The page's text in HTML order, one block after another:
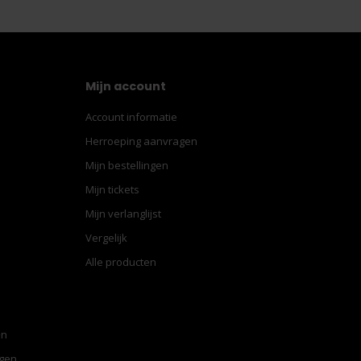
Mijn account
Account informatie
Herroeping aanvragen
Mijn bestellingen
Mijn tickets
Mijn verlanglijst
Vergelijk
Alle producten